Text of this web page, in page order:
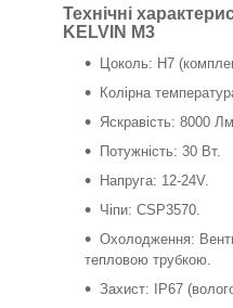
Технічні
KELVIN M3
Цоколь: H7
Колірна
Яскравість: 8000
Потужність: 30 Вт.
Напруга: 12-24V.
Чіпи: CSP3570.
Охолодження:
тепловою трубкою.
Захист: IP67